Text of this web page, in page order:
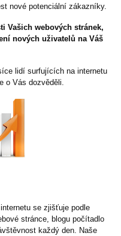
nové potenciální zákazníky.
Vašich webových stránek,
nových uživatelů na Váš
lidí surfujících na internetu
o Vás dozvěděli.
se zjišťuje podle
stránce, blogu počítadlo
každý den. Naše